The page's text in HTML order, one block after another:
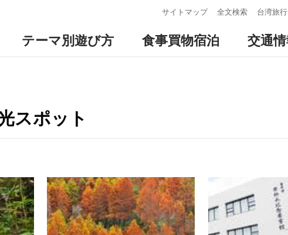
サイトマップ 全文検索 台湾旅
テーマ別遊び方 食事買物宿泊 交通
スポット